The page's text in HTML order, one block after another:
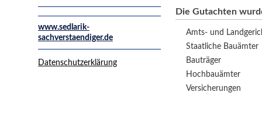
www.sedlarik-
sachverstaendiger.de
Datenschutzerklärung
Die Gutachten
Amts- und
Staatliche Bauämter
Bauträger
Hochbauämter
Versicherungen